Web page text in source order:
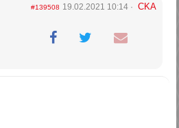
#139508 19.02.2021 10:14 CKA